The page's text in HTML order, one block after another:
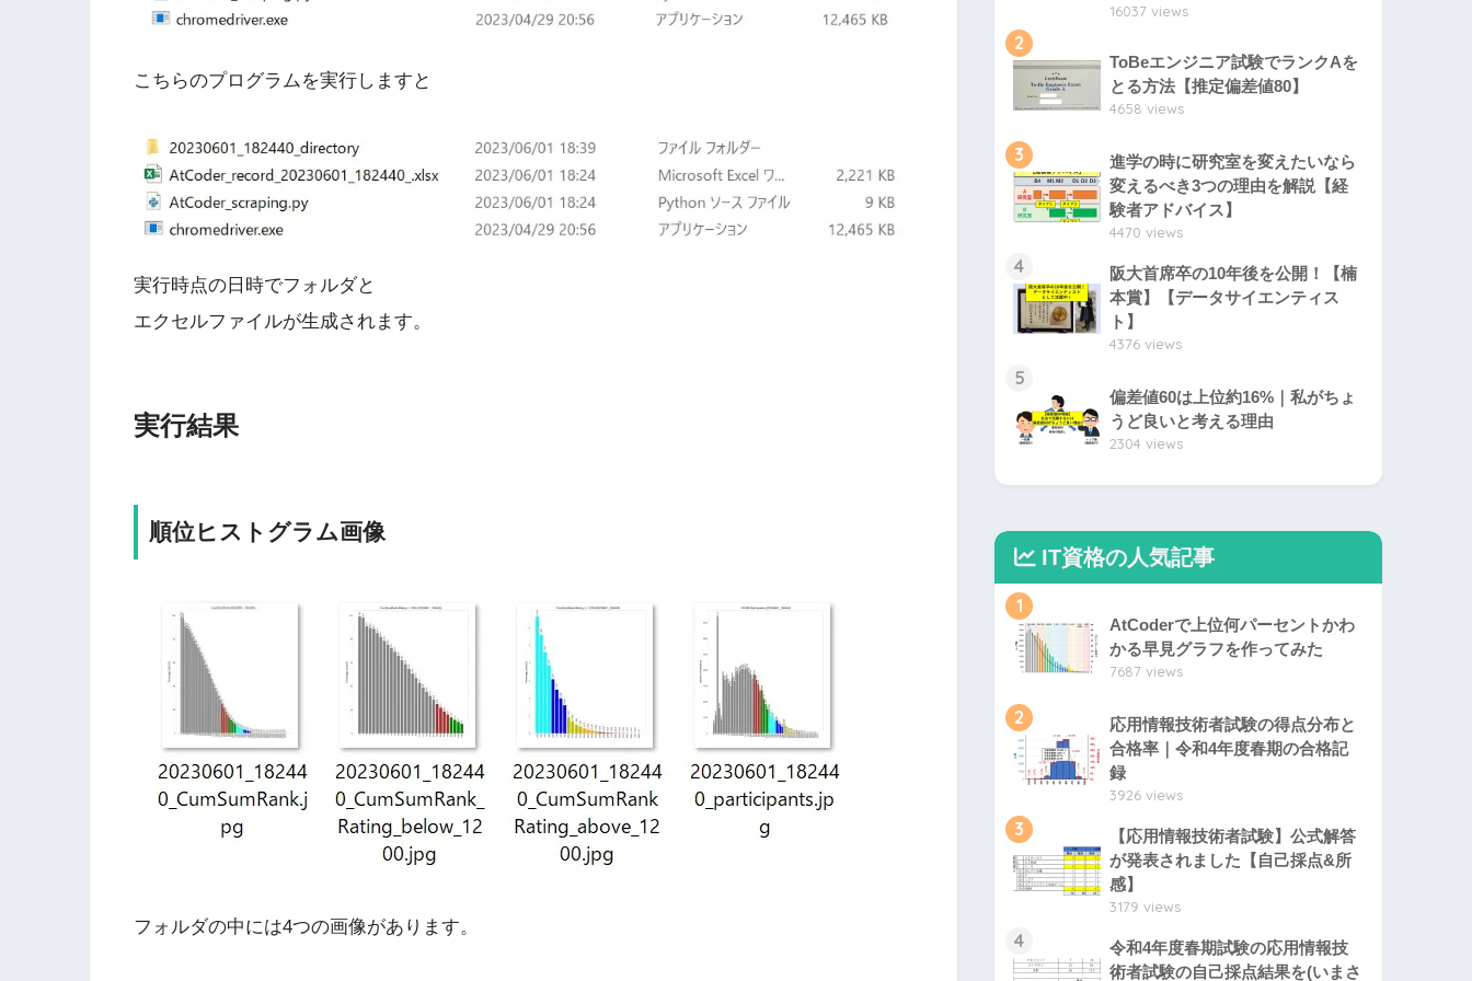
こちらのプログラムを実行しますと
実行時点の日時でフォルダと
エクセルファイルが生成されます。
実行結果
順位ヒストグラム画像
フォルダの中には4つの画像があります。
16037 views
2
ToBeエンジニア試験でランクAを
とる方法【推定偏差値80】
4658 views
3
進学の時に研究室を変えたいなら
変えるべき3つの理由を解説【経
験者アドバイス】
4470 views
4
阪大首席卒の10年後を公開！【楠
本賞】【データサイエンティス
ト】
4376 views
5
偏差値60は上位約16%｜私がちょ
うど良いと考える理由
2304 views
IT資格の人気記事
1
AtCoderで上位何パーセントかわ
かる早見グラフを作ってみた
7687 views
2
応用情報技術者試験の得点分布と
合格率｜令和4年度春期の合格記
録
3926 views
3
【応用情報技術者試験】公式解答
が発表されました【自己採点&所
感】
3179 views
4
令和4年度春期試験の応用情報技
術者試験の自己採点結果を(いまさ